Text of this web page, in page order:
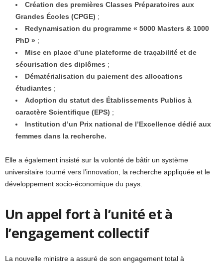
Création des premières Classes Préparatoires aux
Grandes Écoles (CPGE) ;
Redynamisation du programme « 5000 Masters & 1000
PhD » ;
Mise en place d’une plateforme de traçabilité et de
sécurisation des diplômes ;
Dématérialisation du paiement des allocations
étudiantes ;
Adoption du statut des Établissements Publics à
caractère Scientifique (EPS) ;
Institution d’un Prix national de l’Excellence dédié aux
femmes dans la recherche.
Elle a également insisté sur la volonté de bâtir un système
universitaire tourné vers l’innovation, la recherche appliquée et le
développement socio-économique du pays.
Un appel fort à l’unité et à
l’engagement collectif
La nouvelle ministre a assuré de son engagement total à